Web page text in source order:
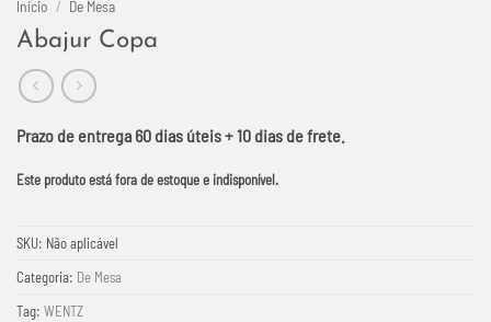
Início / De Mesa
Abajur Copa
Prazo de entrega 60 dias úteis + 10 dias de frete.
Este produto está fora de estoque e indisponível.
SKU: Não aplicável
Categoria: De Mesa
Tag: WENTZ